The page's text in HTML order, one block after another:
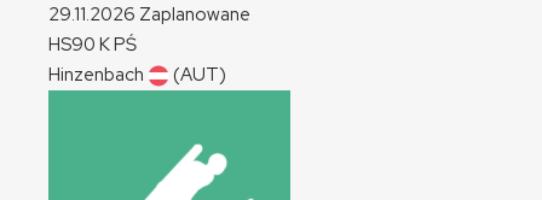
29.11.2026 Zaplanowane
HS90 KPŚ
Hinzenbach
(AUT)